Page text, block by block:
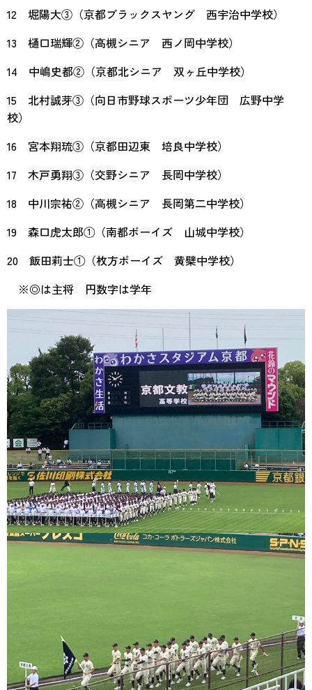
12 堀陽大③（京都ブラックスヤング 西宇治中学校）
13 樋口瑞輝②（高槻シニア 西ノ岡中学校）
14 中嶋史都②（京都北シニア 双ヶ丘中学校）
15 北村誠芽③（向日市野球スポーツ少年団 広野中学
校）
16 宮本翔琉③（京都田辺東 培良中学校）
17 木戸勇翔③（交野シニア 長岡中学校）
18 中川宗祐②（高槻シニア 長岡第二中学校）
19 森口虎太郎①（南都ボーイズ 山城中学校）
20 飯田莉士①（枚方ボーイズ 黄檗中学校）
※◎は主将 円数字は学年